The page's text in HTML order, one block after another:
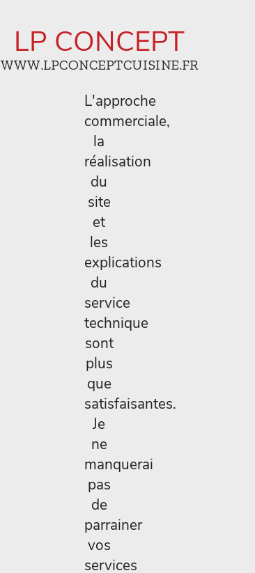
LP CONCEPT
WWW.LPCONCEPTCUISINE.FR
L'approche
commerciale,
la
réalisation
du
site
et
les
explications
du
service
technique
sont
plus
que
satisfaisantes.
Je
ne
manquerai
pas
de
parrainer
vos
services